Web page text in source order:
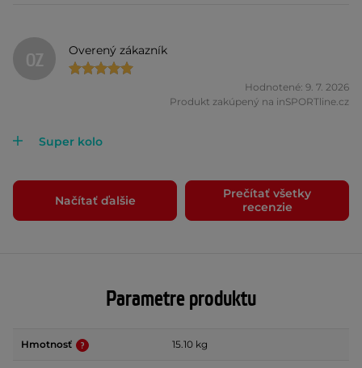
OZ Overený zákazník
Hodnotené: 9. 7. 2026
Produkt zakúpený na inSPORTline.cz
Super kolo
Načítať ďalšie
Prečítať všetky
recenzie
Parametre produktu
Hmotnosť 15.10 kg